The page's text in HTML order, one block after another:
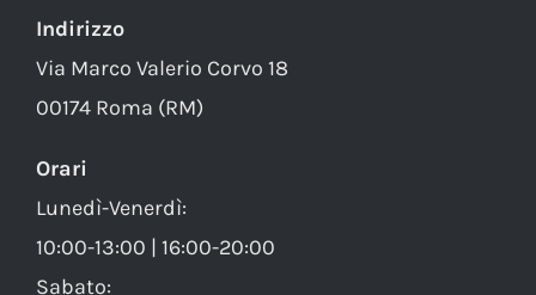
Indirizzo
Via Marco Valerio Corvo 18
00174 Roma (RM)
Orari
Lunedì-Venerdì:
10:00-13:00 | 16:00-20:00
Sabato: